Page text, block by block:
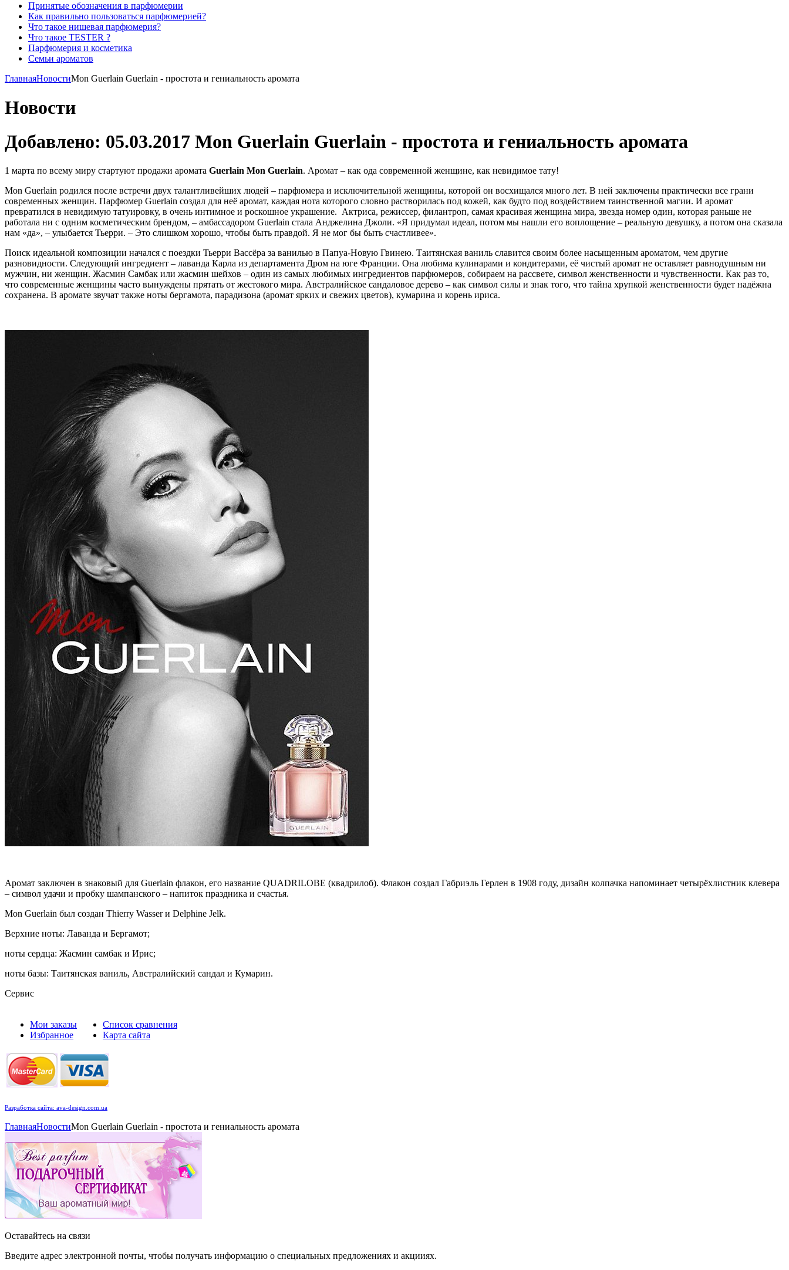
Принятые обозначения в парфюмерии
Как правильно пользоваться парфюмерией?
Что такое нишевая парфюмерия?
Что такое TESTER ?
Парфюмерия и косметика
Семьи ароматов
ГлавнаяНовостиMon Guerlain Guerlain - простота и гениальность аромата
Новости
Добавлено: 05.03.2017 Mon Guerlain Guerlain - простота и гениальность аромата
1 марта по всему миру стартуют продажи аромата Guerlain Mon Guerlain. Аромат – как ода современной женщине, как невидимое тату!
Mon Guerlain родился после встречи двух талантливейших людей – парфюмера и исключительной женщины, которой он восхищался много лет. В ней заключены практически все грани
современных женщин. Парфюмер Guerlain создал для неё аромат, каждая нота которого словно растворилась под кожей, как будто под воздействием таинственной магии. И аромат
превратился в невидимую татуировку, в очень интимное и роскошное украшение. Актриса, режиссер, филантроп, самая красивая женщина мира, звезда номер один, которая раньше не
работала ни с одним косметическим брендом, – амбассадором Guerlain стала Анджелина Джоли. «Я придумал идеал, потом мы нашли его воплощение – реальную девушку, а потом она сказала
нам «да», – улыбается Тьерри. – Это слишком хорошо, чтобы быть правдой. Я не мог бы быть счастливее».
Поиск идеальной композиции начался с поездки Тьерри Вассёра за ванилью в Папуа-Новую Гвинею. Таитянская ваниль славится своим более насыщенным ароматом, чем другие
разновидности. Следующий ингредиент – лаванда Карла из департамента Дром на юге Франции. Она любима кулинарами и кондитерами, её чистый аромат не оставляет равнодушным ни
мужчин, ни женщин. Жасмин Самбак или жасмин шейхов – один из самых любимых ингредиентов парфюмеров, собираем на рассвете, символ женственности и чувственности. Как раз то,
что современные женщины часто вынуждены прятать от жестокого мира. Австралийское сандаловое дерево – как символ силы и знак того, что тайна хрупкой женственности будет надёжна
сохранена. В аромате звучат также ноты бергамота, парадизона (аромат ярких и свежих цветов), кумарина и корень ириса.
Аромат заключен в знаковый для Guerlain флакон, его название QUADRILOBE (квадрилоб). Флакон создал Габриэль Герлен в 1908 году, дизайн колпачка напоминает четырёхлистник клевера
– символ удачи и пробку шампанского – напиток праздника и счастья.
Mon Guerlain был создан Thierry Wasser и Delphine Jelk.
Верхние ноты: Лаванда и Бергамот;
ноты сердца: Жасмин самбак и Ирис;
ноты базы: Таитянская ваниль, Австралийский сандал и Кумарин.
Сервис
Мои заказы
Избранное
Список сравнения
Карта сайта
Разработка сайта: ava-design.com.ua
ГлавнаяНовостиMon Guerlain Guerlain - простота и гениальность аромата
Оставайтесь на связи
Введите адрес электронной почты, чтобы получать информацию о специальных предложениях и акцииях.